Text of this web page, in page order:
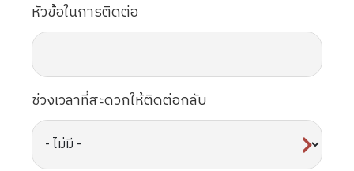
หัวข้อในการติดต่อ
ช่วงเวลาที่สะดวกให้ติดต่อกลับ